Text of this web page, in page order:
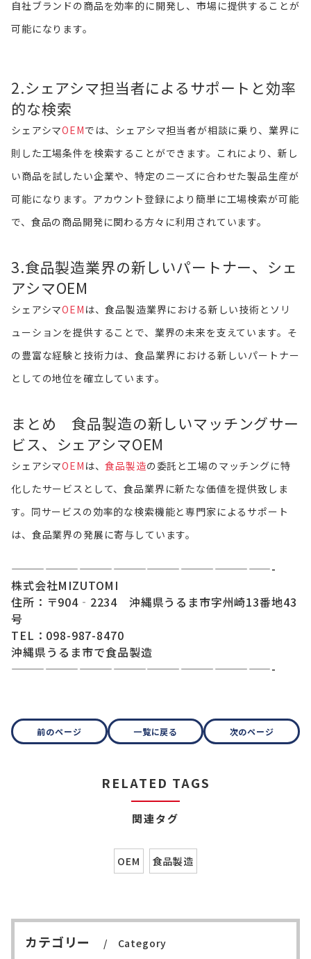
自社ブランドの商品を効率的に開発し、市場に提供することが
可能になります。
2.シェアシマ担当者によるサポートと効率
的な検索
シェアシマOEMでは、シェアシマ担当者が相談に乗り、業界に
則した工場条件を検索することができます。これにより、新し
い商品を試したい企業や、特定のニーズに合わせた製品生産が
可能になります。アカウント登録により簡単に工場検索が可能
で、食品の商品開発に関わる方々に利用されています。
3.食品製造業界の新しいパートナー、シェ
アシマOEM
シェアシマOEM は、食品製造業界における新しい技術とソリ
ューションを提供することで、業界の未来を支えています。そ
の豊富な経験と技術力は、食品業界における新しいパートナー
としての地位を確立しています。
まとめ 食品製造の新しいマッチングサー
ビス、シェアシマOEM
シェアシマOEM は、食品製造の委託と工場のマッチングに特
化したサービスとして、食品業界に新たな価値を提供致しま
す。同サービスの効率的な検索機能と専門家によるサポート
は、食品業界の発展に寄与しています。
———————————————————————-
株式会社MIZUTOMI
住所：〒904‐2234 沖縄県うるま市字州崎13番地43
号
TEL：098-987-8470
沖縄県うるま市で食品製造
———————————————————————-
前のページ 一覧に戻る 次のページ
RELATED TAGS
関連タグ
OEM 食品製造
カテゴリー Category